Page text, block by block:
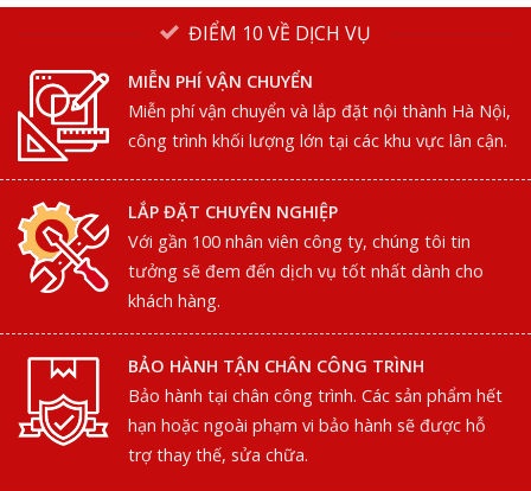
ĐIỂM 10 VỀ DỊCH VỤ
MIỄN PHÍ VẬN CHUYỂN
Miễn phí vận chuyển và lắp đặt nội thành Hà Nội,
công trình khối lượng lớn tại các khu vực lân cận.
LẮP ĐẶT CHUYÊN NGHIỆP
Với gần 100 nhân viên công ty, chúng tôi tin
tưởng sẽ đem đến dịch vụ tốt nhất dành cho
khách hàng.
BẢO HÀNH TẬN CHÂN CÔNG TRÌNH
Bảo hành tại chân công trình. Các sản phẩm hết
hạn hoặc ngoài phạm vi bảo hành sẽ được hỗ
trợ thay thế, sửa chữa.